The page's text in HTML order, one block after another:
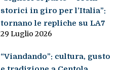
storici in giro per l’Italia”:
tornano le repliche su LA7
29 Luglio 2026
“Viandando”: cultura, gusto